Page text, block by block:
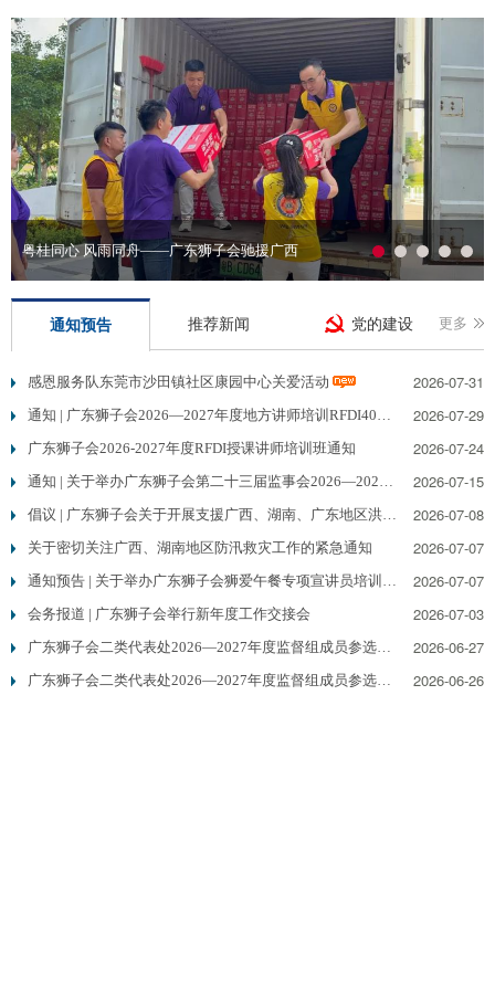
粤桂同心 风雨同舟——广东狮子会驰援广西
通知预告 更多
推荐新闻 党的建设
感恩服务队东莞市沙田镇社区康园中心关爱活动 2026-07-31
通知 | 广东狮子会2026—2027年度地方讲师培训RFDI40班招生通知 2026-07-29
广东狮子会2026-2027年度RFDI授课讲师培训班通知 2026-07-24
通知 | 关于举办广东狮子会第二十三届监事会2026—2027年度监事系统第一次培训的通知 2026-07-15
倡议 | 广东狮子会关于开展支援广西、湖南、广东地区洪涝灾害救灾行动的倡议书 2026-07-08
关于密切关注广西、湖南地区防汛救灾工作的紧急通知 2026-07-07
通知预告 | 关于举办广东狮子会狮爱午餐专项宣讲员培训的通知 2026-07-07
会务报道 | 广东狮子会举行新年度工作交接会 2026-07-03
广东狮子会二类代表处2026—2027年度监督组成员参选人资格审查报告（第三批） 2026-06-27
广东狮子会二类代表处2026—2027年度监督组成员参选人任职资格初审结果公示（第三批） 2026-06-26